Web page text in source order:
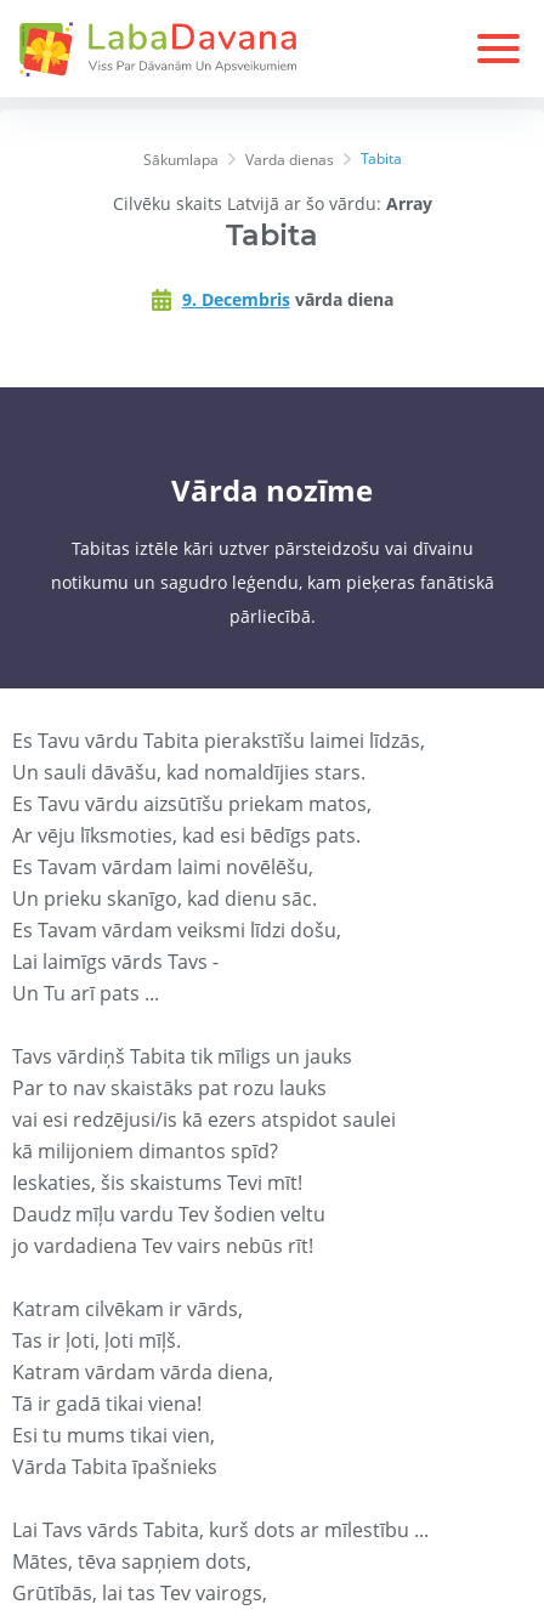
Sākumlapa Varda dienas Tabita
Cilvēku skaits Latvijā ar šo vārdu: Array
Tabita
9. Decembrisvārda diena
Vārda nozīme
Tabitas iztēle kāri uztver pārsteidzošu vai dīvainu
notikumu un sagudro leģendu, kam pieķeras fanātiskā
pārliecībā.
Es Tavu vārdu Tabita pierakstīšu laimei līdzās,
Un sauli dāvāšu, kad nomaldījies stars.
Es Tavu vārdu aizsūtīšu priekam matos,
Ar vēju līksmoties, kad esi bēdīgs pats.
Es Tavam vārdam laimi novēlēšu,
Un prieku skanīgo, kad dienu sāc.
Es Tavam vārdam veiksmi līdzi došu,
Lai laimīgs vārds Tavs -
Un Tu arī pats ...
Tavs vārdiņš Tabita tik mīligs un jauks
Par to nav skaistāks pat rozu lauks
vai esi redzējusi/is kā ezers atspidot saulei
kā milijoniem dimantos spīd?
Ieskaties, šis skaistums Tevi mīt!
Daudz mīļu vardu Tev šodien veltu
jo vardadiena Tev vairs nebūs rīt!
Katram cilvēkam ir vārds,
Tas ir ļoti, ļoti mīļš.
Katram vārdam vārda diena,
Tā ir gadā tikai viena!
Esi tu mums tikai vien,
Vārda Tabita īpašnieks
Lai Tavs vārds Tabita, kurš dots ar mīlestību ...
Mātes, tēva sapņiem dots,
Grūtībās, lai tas Tev vairogs,